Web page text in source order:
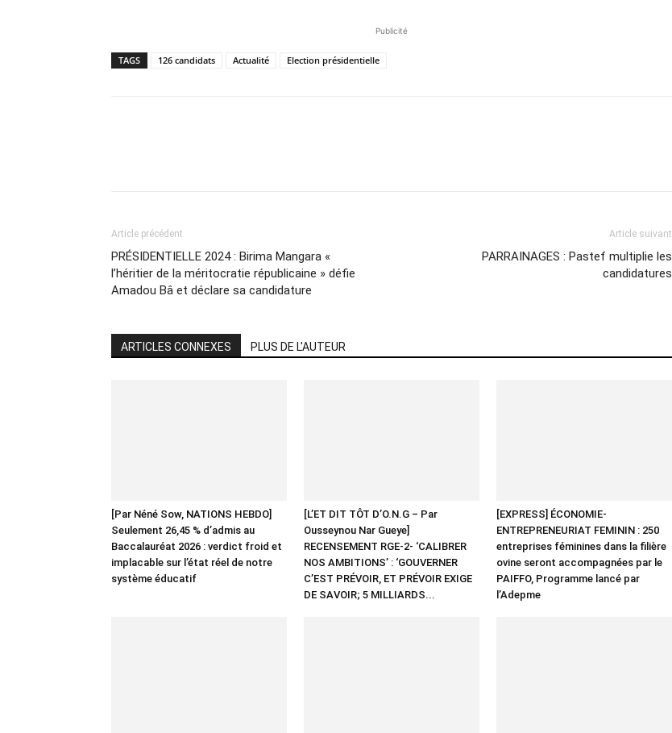
Publicité
TAGS 126 candidats Actualité Election présidentielle
Article précédent
PRÉSIDENTIELLE 2024 : Birima Mangara «
l’héritier de la méritocratie républicaine » défie
Amadou Bâ et déclare sa candidature
Article suivant
PARRAINAGES : Pastef multiplie les
candidatures
ARTICLES CONNEXES PLUS DE L'AUTEUR
[Par Néné Sow, NATIONS HEBDO]
Seulement 26,45 % d’admis au
Baccalauréat 2026 : verdict froid et
implacable sur l’état réel de notre
système éducatif
[L’ET DIT TÔT D’O.N.G – Par
Ousseynou Nar Gueye]
RECENSEMENT RGE-2- ‘CALIBRER
NOS AMBITIONS’ : ‘GOUVERNER
C’EST PRÉVOIR, ET PRÉVOIR EXIGE
DE SAVOIR; 5 MILLIARDS...
[EXPRESS] ÉCONOMIE-
ENTREPRENEURIAT FEMININ : 250
entreprises féminines dans la filière
ovine seront accompagnées par le
PAIFFO, Programme lancé par
l’Adepme